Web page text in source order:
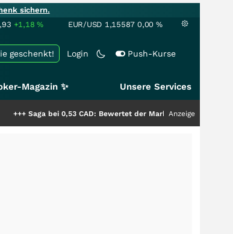
sichern.
+1,18% EUR/USD 1,15587 0,00 %
Login Push-Kurse
geschenkt!
Magazin ✨ Unsere Services
bei 0,53 CAD: Bewertet der Markt noch immer nur die Hälfte
Anzeige